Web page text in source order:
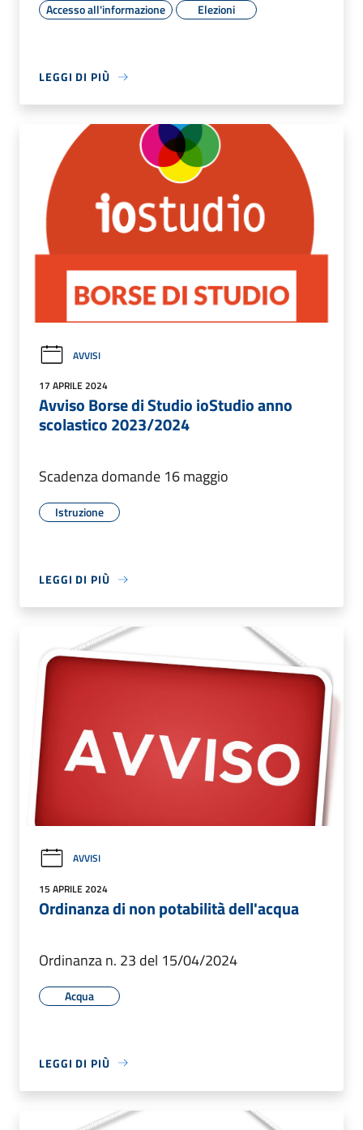
Accesso all'informazione Elezioni
LEGGI DI PIÙ
AVVISI
17 APRILE 2024
Avviso Borse di Studio ioStudio anno
scolastico 2023/2024
Scadenza domande 16 maggio
Istruzione
LEGGI DI PIÙ
AVVISI
15 APRILE 2024
Ordinanza di non potabilità dell'acqua
Ordinanza n. 23 del 15/04/2024
Acqua
LEGGI DI PIÙ